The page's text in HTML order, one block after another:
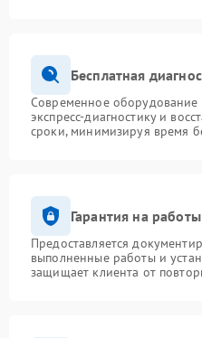
Бесплатная
Современное оборудование
экспресс-диагностику и
сроки, минимизируя время
Гарантия на
Предоставляется
выполненные работы и
защищает клиента от